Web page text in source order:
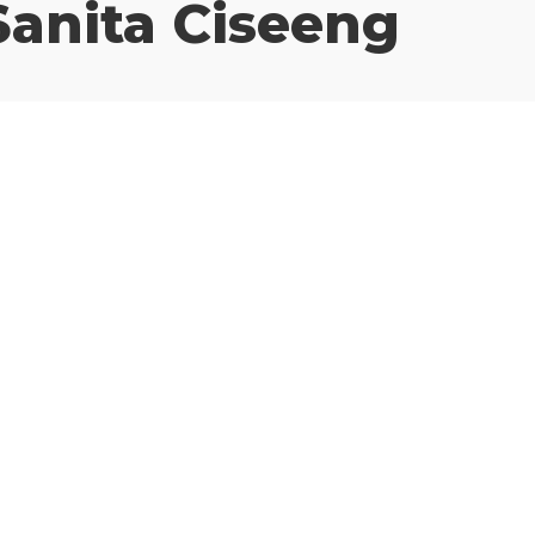
Ciseeng